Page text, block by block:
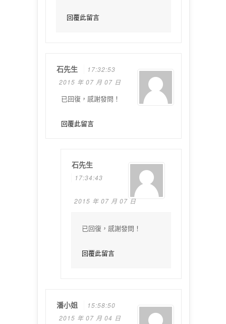
回覆此留言
石先生
17:32:53
2015 年 07 月 07 日
已回復，感謝發問！
回覆此留言
石先生
17:34:43
2015 年 07 月 07 日
已回復，感謝發問！
回覆此留言
潘小姐
15:58:50
2015 年 07 月 04 日